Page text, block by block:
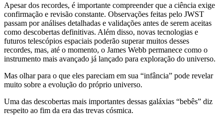
Apesar dos recordes, é importante compreender que a ciência exige
confirmação e revisão constante. Observações feitas pelo JWST
passam por análises detalhadas e validações antes de serem aceitas
como descobertas definitivas. Além disso, novas tecnologias e
futuros telescópios espaciais poderão superar muitos desses
recordes, mas, até o momento, o James Webb permanece como o
instrumento mais avançado já lançado para exploração do universo.
Mas olhar para o que eles pareciam em sua “infância” pode revelar
muito sobre a evolução do próprio universo.
Uma das descobertas mais importantes dessas galáxias “bebês” diz
respeito ao fim da era das trevas cósmica.